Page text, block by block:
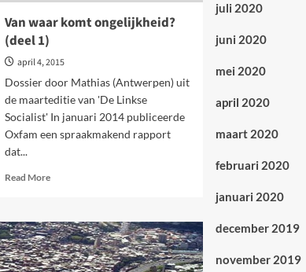
Van waar komt ongelijkheid?
(deel 1)
april 4, 2015
Dossier door Mathias (Antwerpen) uit
de maarteditie van 'De Linkse
Socialist' In januari 2014 publiceerde
Oxfam een spraakmakend rapport
dat...
Read MoreRead
Van
waar
komt
ongelijkheid?
juli 2020
juni 2020
mei 2020
april 2020
maart 2020
februari 2020
januari 2020
december 2019
november 2019